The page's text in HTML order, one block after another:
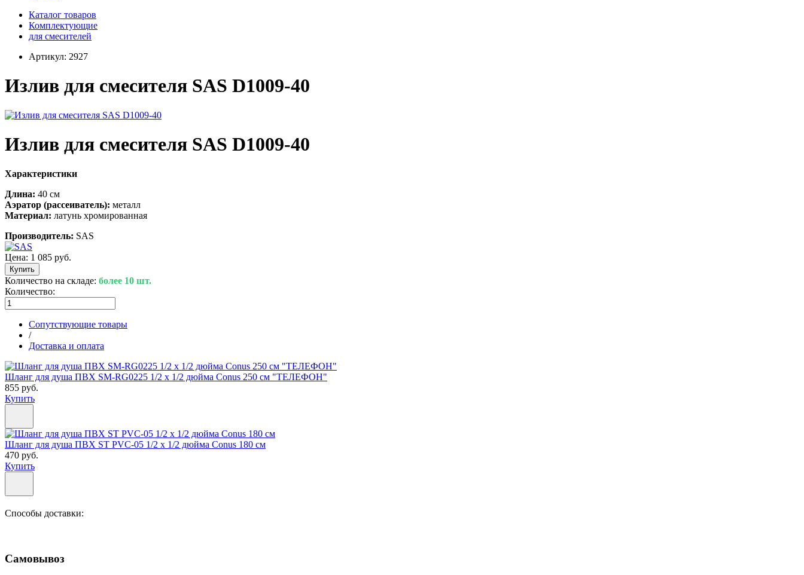
Каталог товаров
Комплектующие
для смесителей
Артикул: 2927
Излив для смесителя SAS D1009-40
Излив для смесителя SAS D1009-40
Характеристики
Длина: 40 см
Аэратор (рассеиватель): металл
Материал: латунь хромированная
Производитель: SAS
Цена: 1 085 руб.
Количество на складе: более 10 шт.
Количество:
Сопутствующие товары
/
Доставка и оплата
Шланг для душа ПВХ SM-RG0225 1/2 х 1/2 дюйма Conus 250 см "ТЕЛЕФОН"
855 руб.
Купить
Шланг для душа ПВХ ST PVC-05 1/2 х 1/2 дюйма Conus 180 см
470 руб.
Купить
Способы доставки:
Самовывоз